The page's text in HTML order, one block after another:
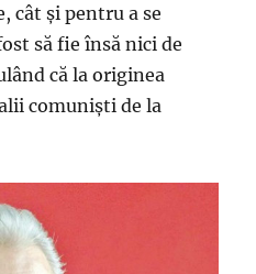
cât și pentru a se
să fie însă nici de
că la originea
comuniști de la